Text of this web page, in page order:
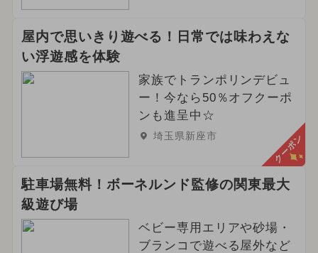
屋内で思いきり遊べる！日常では味わえな
い浮遊感を体験
家族でトランポリンデビュ
ー！今なら50％オフクーポ
ンも進呈中☆
埼玉県新座市 クーポン
駐車場無料！ボーネルンド監修の関東最大
級遊び場
ベビー専用エリアや砂場・
ブランコで遊べる屋外など